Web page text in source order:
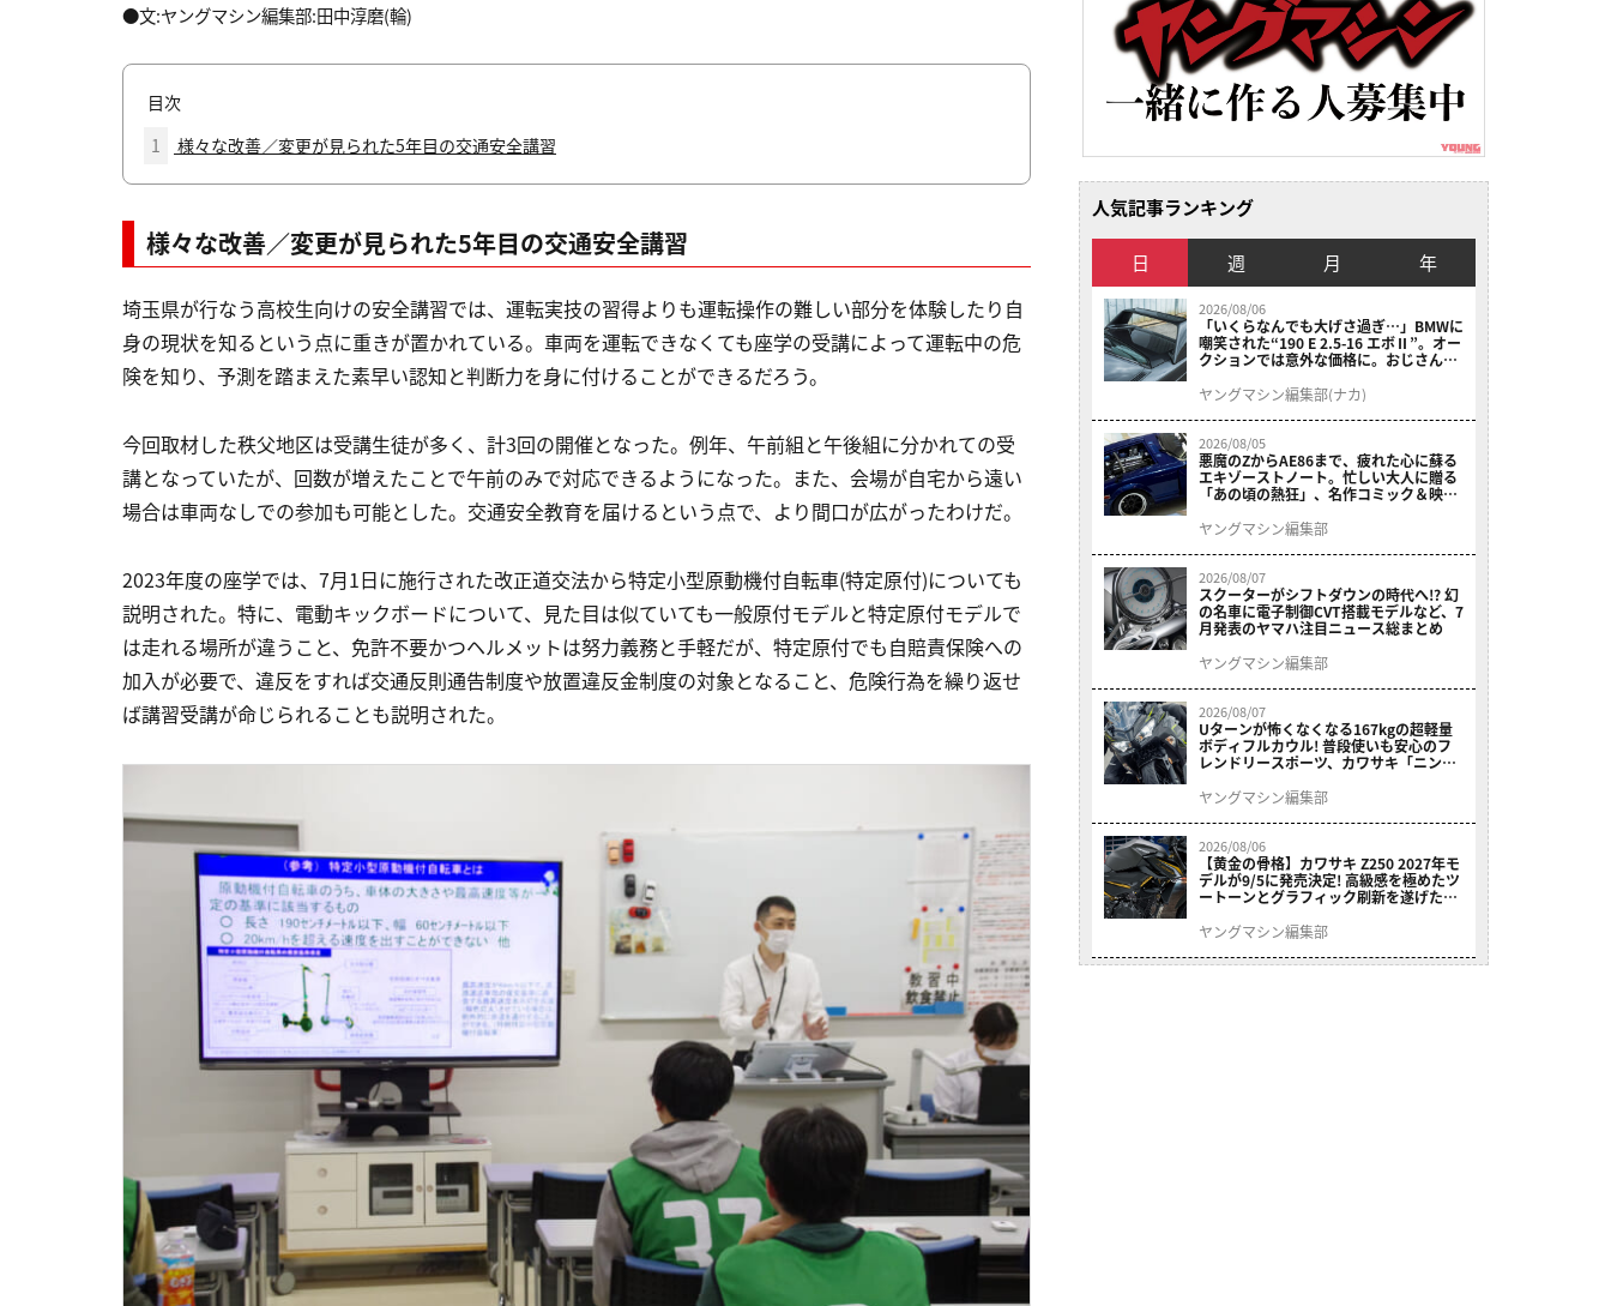
●文:ヤングマシン編集部:田中淳磨(輪)
目次
1
様々な改善／変更が見られた5年目の交通安全講習
様々な改善／変更が見られた5年目の交通安全講習
埼玉県が行なう高校生向けの安全講習では、運転実技の習得よりも運転操作の難しい部分を体験したり自
身の現状を知るという点に重きが置かれている。車両を運転できなくても座学の受講によって運転中の危
険を知り、予測を踏まえた素早い認知と判断力を身に付けることができるだろう。
今回取材した秩父地区は受講生徒が多く、計3回の開催となった。例年、午前組と午後組に分かれての受
講となっていたが、回数が増えたことで午前のみで対応できるようになった。また、会場が自宅から遠い
場合は車両なしでの参加も可能とした。交通安全教育を届けるという点で、より間口が広がったわけだ。
2023年度の座学では、7月1日に施行された改正道交法から特定小型原動機付自転車(特定原付)についても
説明された。特に、電動キックボードについて、見た目は似ていても一般原付モデルと特定原付モデルで
は走れる場所が違うこと、免許不要かつヘルメットは努力義務と手軽だが、特定原付でも自賠責保険への
加入が必要で、違反をすれば交通反則通告制度や放置違反金制度の対象となること、危険行為を繰り返せ
ば講習受講が命じられることも説明された。
人気記事ランキング
日 週 月 年
2026/08/06
「いくらなんでも大げさ過ぎ…」BMWに
嘲笑された“190 E 2.5-16 エボⅡ”。オー
クションでは意外な価格に。おじさん達
ヤングマシン編集部(ナカ)
2026/08/05
悪魔のZからAE86まで、疲れた心に蘇る
エキゾーストノート。忙しい大人に贈る
「あの頃の熱狂」、名作コミック＆映画
結！
ヤングマシン編集部
2026/08/07
スクーターがシフトダウンの時代へ!? 幻
の名車に電子制御CVT搭載モデルなど、7
月発表のヤマハ注目ニュース総まとめ
ヤングマシン編集部
2026/08/07
Uターンが怖くなくなる167kgの超軽量
ボディフルカウル! 普段使いも安心のフ
レンドリースポーツ、カワサキ「ニンジ
9/5発売
ヤングマシン編集部
2026/08/06
【黄金の骨格】カワサキ Z250 2027年モ
デルが9/5に発売決定! 高級感を極めたツ
ートーンとグラフィック刷新を遂げた本
ヤングマシン編集部